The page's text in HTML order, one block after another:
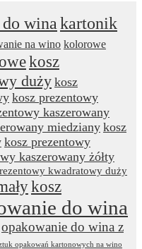
wina kartonik
na wino kolorowe
kosz
duży kosz
kosz prezentowy
kaszerowany
miedzianykosz
kosz prezentowy
kaszerowany żółty
kwadratowy duży
kosz
do wina
opakowanie do wina z
opakowań kartonowych na wino